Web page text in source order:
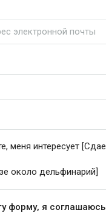
форму, я соглашаюсь